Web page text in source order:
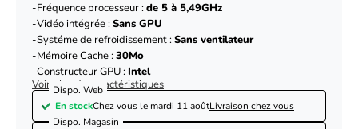
Fréquence processeur :de 5 à 5,49GHz
Vidéo intégrée :Sans GPU
Systéme de refroidissement :Sans ventilateur
Mémoire Cache :30Mo
Constructeur GPU : Intel
Voir plus de caractéristiques
Dispo. Web
En stockChez vous le mardi 11 aoûtLivraison chez vous
Dispo. Magasin